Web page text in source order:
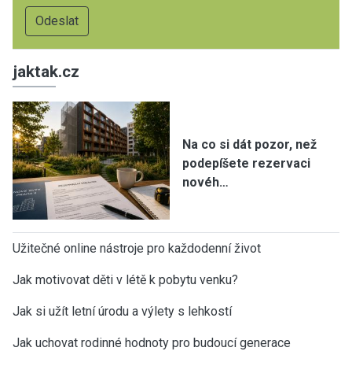
jaktak.cz
Na co si dát pozor, než
podepíšete rezervaci
novéh…
Užitečné online nástroje pro každodenní život
Jak motivovat děti v létě k pobytu venku?
Jak si užít letní úrodu a výlety s lehkostí
Jak uchovat rodinné hodnoty pro budoucí generace